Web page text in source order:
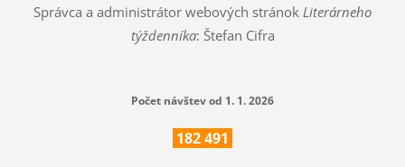
Správca a administrátor webových stránok Literárneho
týždenníka: Štefan Cifra
Počet návštev od 1. 1. 2026
182491